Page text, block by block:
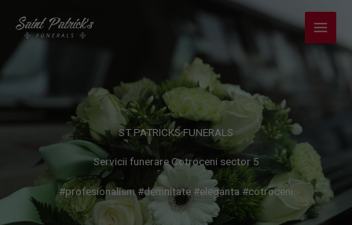
content
ST PATRICKS FUNERALS
Servicii funerare Cotroceni sector 5
#profesionalism #demnitate #eleganta #cotroceni